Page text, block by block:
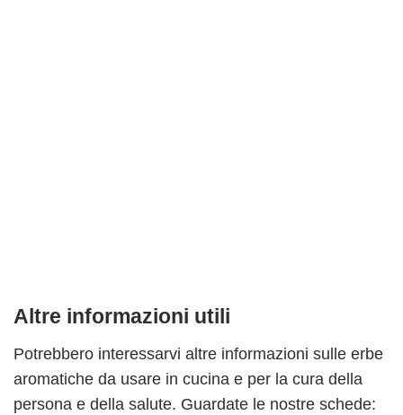
Altre informazioni utili
Potrebbero interessarvi altre informazioni sulle erbe
aromatiche da usare in cucina e per la cura della
persona e della salute. Guardate le nostre schede: